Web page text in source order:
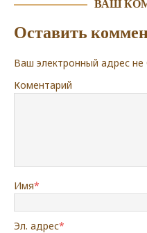
ВАШ
Оставить
Ваш электронный адрес не
Коментарий
Имя*
Эл. адрес*